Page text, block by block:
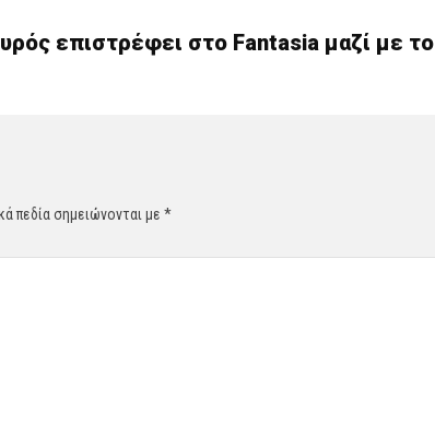
επιστρέφει στο Fantasia μαζί με το
πεδία σημειώνονται με *